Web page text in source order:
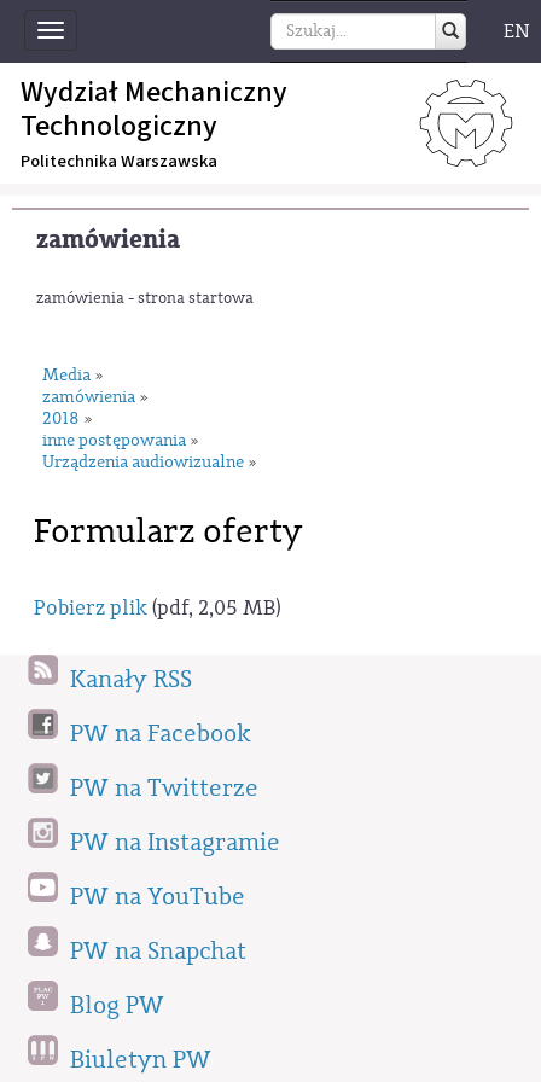
Toggle
navigation
EN
Wydział Mechaniczny
Technologiczny
Politechnika Warszawska
zamówienia
zamówienia - strona startowa
Media »
zamówienia »
2018 »
inne postępowania »
Urządzenia audiowizualne »
Formularz oferty
Pobierz plik(pdf, 2,05 MB)
Kanały RSS
PW na Facebook
PW na Twitterze
PW na Instagramie
PW na YouTube
PW na Snapchat
Blog PW
Biuletyn PW